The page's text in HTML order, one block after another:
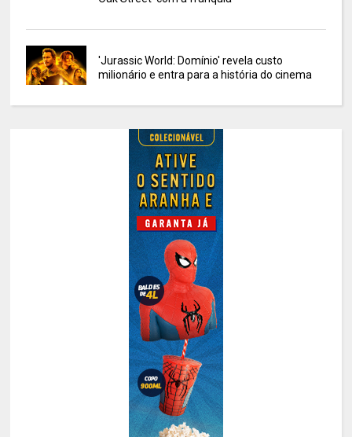
'Jurassic World: Domínio' revela custo
milionário e entra para a história do cinema